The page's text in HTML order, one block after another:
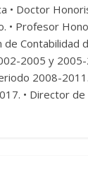
• Doctor
• Profesor
de
2005 y
2008-
• Director